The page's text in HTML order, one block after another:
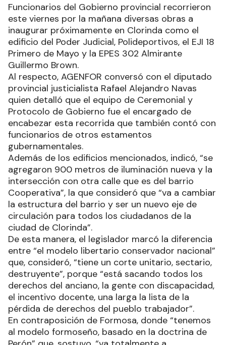
Funcionarios del Gobierno provincial recorrieron
este viernes por la mañana diversas obras a
inaugurar próximamente en Clorinda como el
edificio del Poder Judicial, Polideportivos, el EJI 18
Primero de Mayo y la EPES 302 Almirante
Guillermo Brown.
Al respecto, AGENFOR conversó con el diputado
provincial justicialista Rafael Alejandro Navas
quien detalló que el equipo de Ceremonial y
Protocolo de Gobierno fue el encargado de
encabezar esta recorrida que también contó con
funcionarios de otros estamentos
gubernamentales.
Además de los edificios mencionados, indicó, “se
agregaron 900 metros de iluminación nueva y la
intersección con otra calle que es del barrio
Cooperativa”, la que consideró que “va a cambiar
la estructura del barrio y ser un nuevo eje de
circulación para todos los ciudadanos de la
ciudad de Clorinda”.
De esta manera, el legislador marcó la diferencia
entre “el modelo libertario conservador nacional”
que, consideró, “tiene un corte unitario, sectario,
destruyente”, porque “está sacando todos los
derechos del anciano, la gente con discapacidad,
el incentivo docente, una larga la lista de la
pérdida de derechos del pueblo trabajador”.
En contraposición de Formosa, donde “tenemos
al modelo formoseño, basado en la doctrina de